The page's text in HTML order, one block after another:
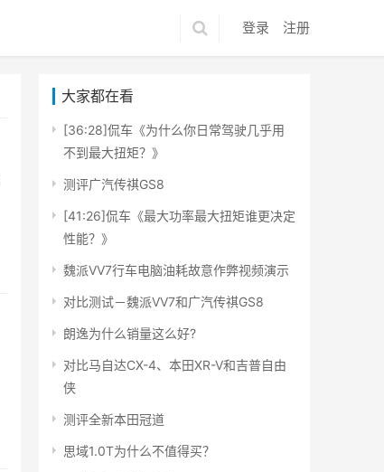
登录 注册
大家都在看
[36:28]侃车《为什么你日常驾驶几乎用
不到最大扭矩？》
测评广汽传祺GS8
[41:26]侃车《最大功率最大扭矩谁更决定
性能？》
魏派VV7行车电脑油耗故意作弊视频演示
对比测试－魏派VV7和广汽传祺GS8
朗逸为什么销量这么好?
对比马自达CX-4、本田XR-V和吉普自由
侠
测评全新本田冠道
思域1.0T为什么不值得买？